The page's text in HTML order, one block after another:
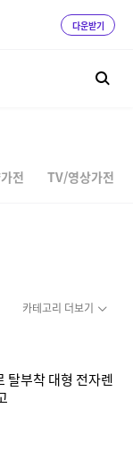
다운받기
전 TV/영상가전
카테고리 더보기
탈부착 대형 전자렌